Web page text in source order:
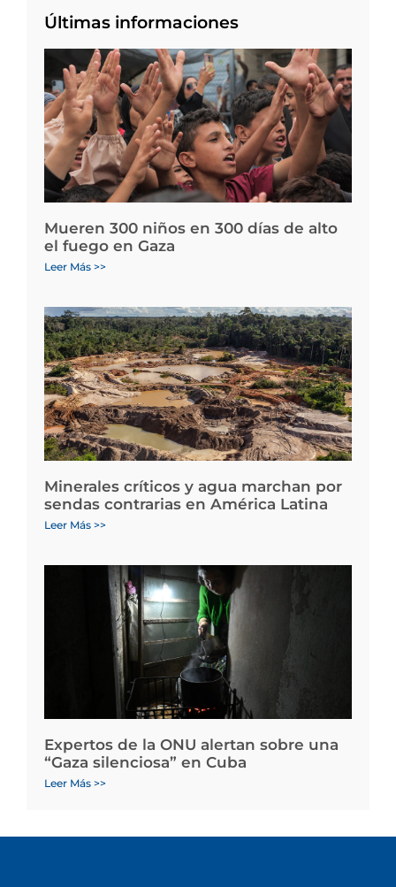
Últimas informaciones
Mueren 300 niños en 300 días de alto
el fuego en Gaza
Leer Más >>
Minerales críticos y agua marchan por
sendas contrarias en América Latina
Leer Más >>
Expertos de la ONU alertan sobre una
“Gaza silenciosa” en Cuba
Leer Más >>